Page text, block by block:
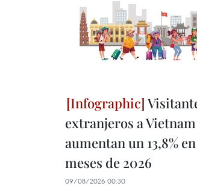
extranjeros a Vietnam
aumentan un 13,8%
meses de 2026
09/08/2026 00:30